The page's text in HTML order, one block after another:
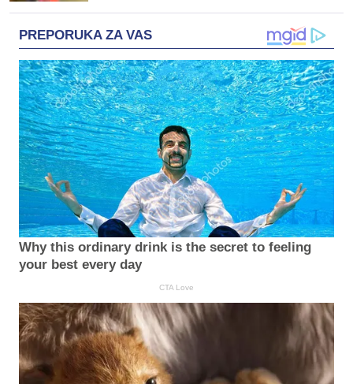
PREPORUKA ZA VAS
Why this ordinary drink is the secret to feeling
your best every day
CTA Love